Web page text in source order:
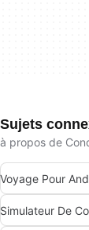
Sujets
à propos de
Voyage Pour
Simulateur De